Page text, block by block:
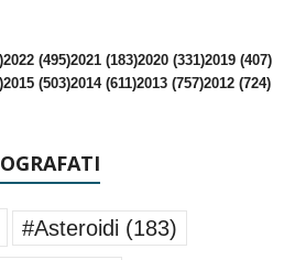
2022 (495)2021 (183)2020 (331)2019 (407)
2015 (503)2014 (611)2013 (757)2012 (724)
#Asteroidi (183)